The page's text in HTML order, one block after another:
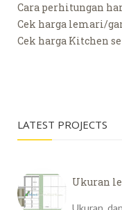
Cara perhitungan
Cek harga lemari/
Cek harga Kitchen
LATEST PROJECTS
Ukuran
Ukuran